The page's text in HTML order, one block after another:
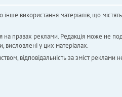
використання матеріалів, що
правах реклами. Редакція може не
висловлені у цих матеріалах.
відповідальність за зміст реклами